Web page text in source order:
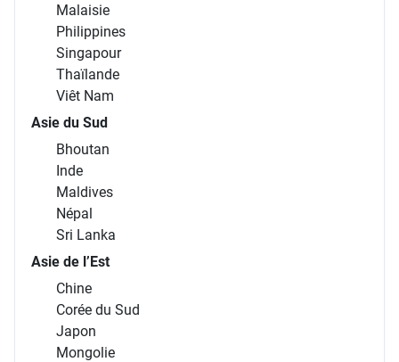
Malaisie
Philippines
Singapour
Thaïlande
Viêt Nam
Asie du Sud
Bhoutan
Inde
Maldives
Népal
Sri Lanka
Asie de l’Est
Chine
Corée du Sud
Japon
Mongolie